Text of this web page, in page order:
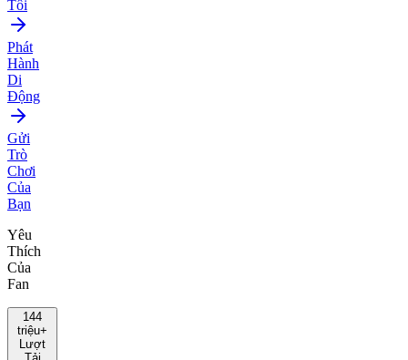
Tôi
Phát
Hành
Di
Động
Gửi
Trò
Chơi
Của
Bạn
Yêu
Thích
Của
Fan
144
triệu+
Lượt